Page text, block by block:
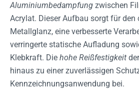
Aluminiumbedampfung zwischen
Acrylat. Dieser Aufbau sorgt für den
Metallglanz, eine verbesserte
verringerte statische Aufladung
Klebkraft. Die hohe Reißfestigkeit
hinaus zu einer zuverlässigen
Kennzeichnungsanwendung bei.